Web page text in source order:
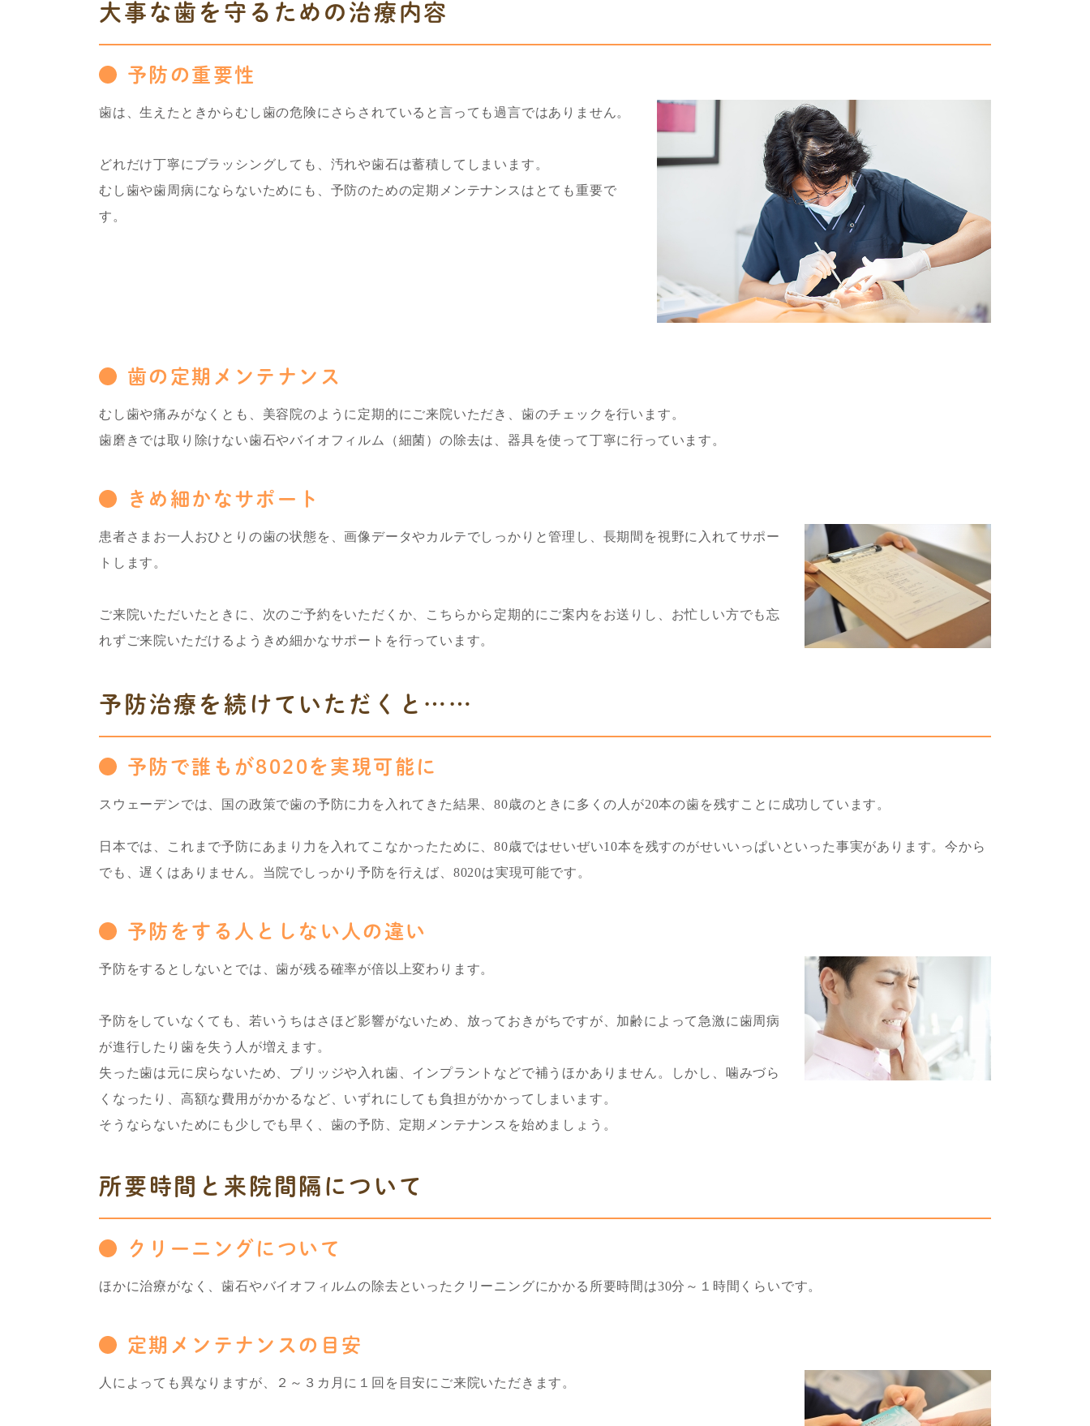
大事な歯を守るための治療内容
予防の重要性
歯は、生えたときからむし歯の危険にさらされていると言っても過言ではありません。
どれだけ丁寧にブラッシングしても、汚れや歯石は蓄積してしまいます。
むし歯や歯周病にならないためにも、予防のための定期メンテナンスはとても重要で
す。
歯の定期メンテナンス
むし歯や痛みがなくとも、美容院のように定期的にご来院いただき、歯のチェックを行います。
歯磨きでは取り除けない歯石やバイオフィルム（細菌）の除去は、器具を使って丁寧に行っています。
きめ細かなサポート
患者さまお一人おひとりの歯の状態を、画像データやカルテでしっかりと管理し、長期間を視野に入れてサポー
トします。
ご来院いただいたときに、次のご予約をいただくか、こちらから定期的にご案内をお送りし、お忙しい方でも忘
れずご来院いただけるようきめ細かなサポートを行っています。
予防治療を続けていただくと……
予防で誰もが8020を実現可能に
スウェーデンでは、国の政策で歯の予防に力を入れてきた結果、80歳のときに多くの人が20本の歯を残すことに成功しています。
日本では、これまで予防にあまり力を入れてこなかったために、80歳ではせいぜい10本を残すのがせいいっぱいといった事実があります。今から
でも、遅くはありません。当院でしっかり予防を行えば、8020は実現可能です。
予防をする人としない人の違い
予防をするとしないとでは、歯が残る確率が倍以上変わります。
予防をしていなくても、若いうちはさほど影響がないため、放っておきがちですが、加齢によって急激に歯周病
が進行したり歯を失う人が増えます。
失った歯は元に戻らないため、ブリッジや入れ歯、インプラントなどで補うほかありません。しかし、噛みづら
くなったり、高額な費用がかかるなど、いずれにしても負担がかかってしまいます。
そうならないためにも少しでも早く、歯の予防、定期メンテナンスを始めましょう。
所要時間と来院間隔について
クリーニングについて
ほかに治療がなく、歯石やバイオフィルムの除去といったクリーニングにかかる所要時間は30分～１時間くらいです。
定期メンテナンスの目安
人によっても異なりますが、２～３カ月に１回を目安にご来院いただきます。